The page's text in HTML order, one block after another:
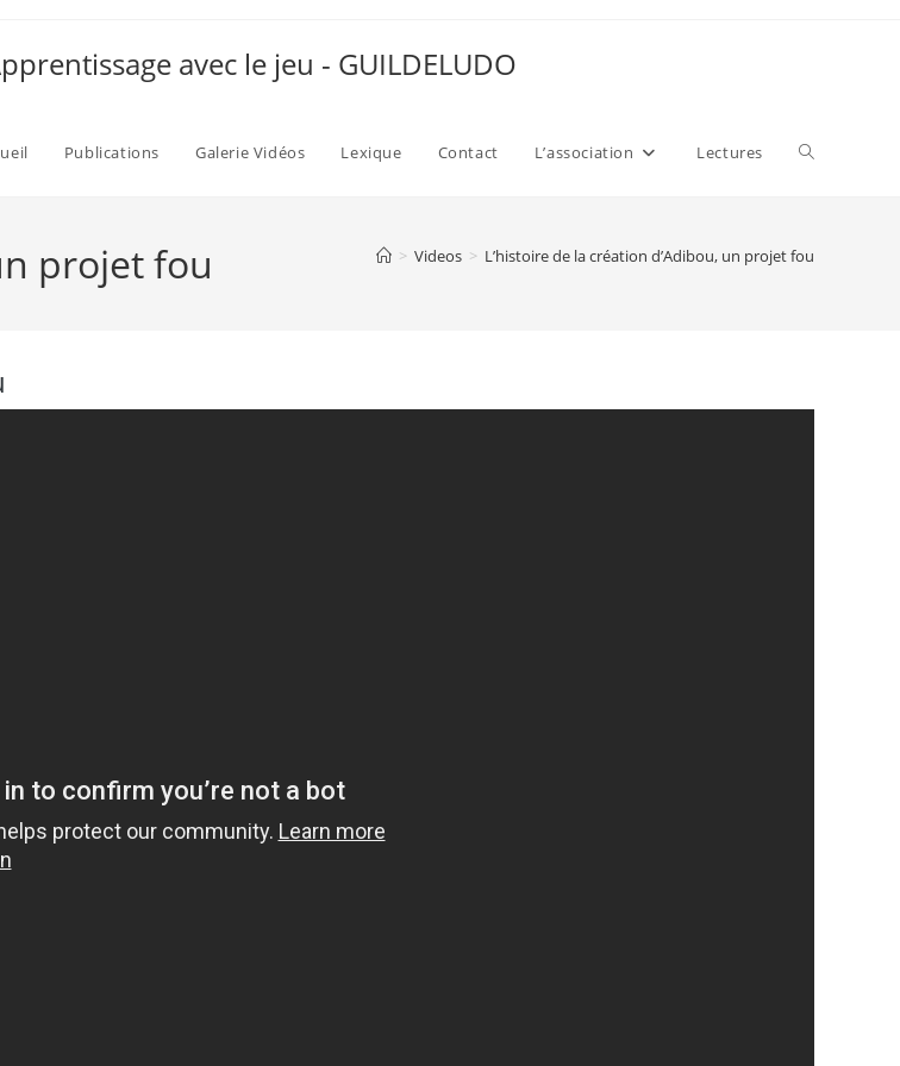
avec le jeu - GUILDELUDO
Publications Galerie Vidéos Lexique Contact L’association Lectures Toggle
projet fou > Videos > L’histoire de la création d’Adibou, un projet fou